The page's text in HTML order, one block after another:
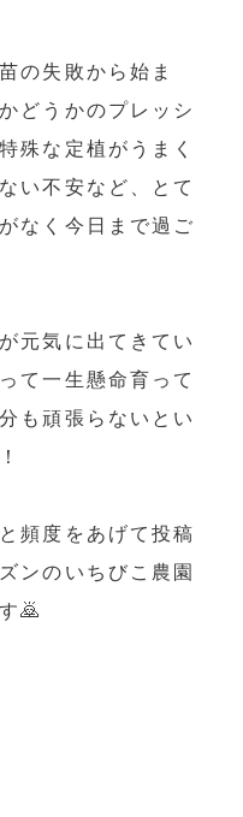
の失敗から始ま
どうかのプレッシ
殊な定植がうまく
い不安など、とて
なく今日まで過ご
元気に出てきてい
て一生懸命育って
も頑張らないとい
頻度をあげて投稿
ンのいちびこ農園
🙇